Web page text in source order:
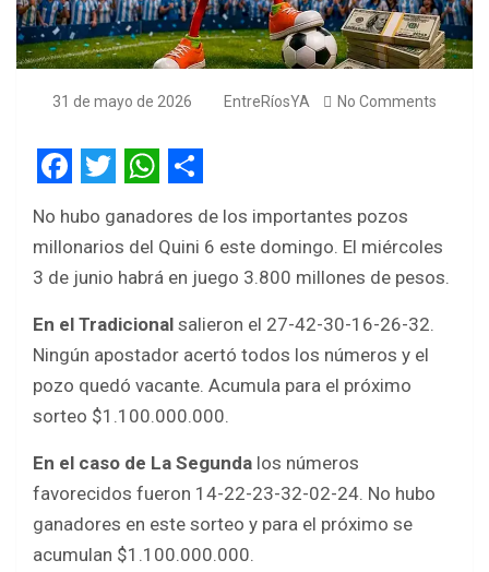
31 de mayo de 2026 EntreRíosYA No Comments
F
a
c
b
o
o
k
T
w
i
t
e
r
W
h
a
s
A
p
p
h
a
e
No hubo ganadores de los importantes pozos
millonarios del Quini 6 este domingo. El miércoles
3 de junio habrá en juego 3.800 millones de pesos.
En el Tradicional salieron el 27-42-30-16-26-32.
Ningún apostador acertó todos los números y el
pozo quedó vacante. Acumula para el próximo
sorteo $1.100.000.000.
En el caso de La Segunda los números
favorecidos fueron 14-22-23-32-02-24. No hubo
ganadores en este sorteo y para el próximo se
acumulan $1.100.000.000.